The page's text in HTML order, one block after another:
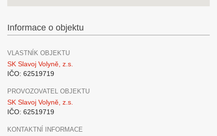
Informace o objektu
VLASTNÍK OBJEKTU
SK Slavoj Volyně, z.s.
IČO: 62519719
PROVOZOVATEL OBJEKTU
SK Slavoj Volyně, z.s.
IČO: 62519719
KONTAKTNÍ INFORMACE